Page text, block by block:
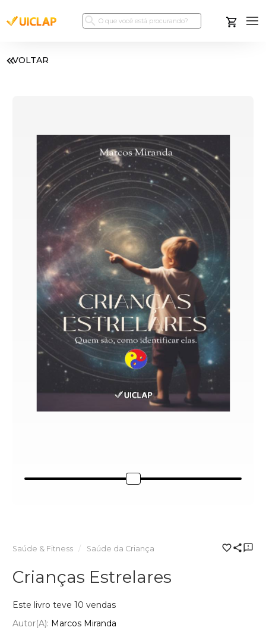
VOLTAR
Saúde & Fitness Saúde da Criança
Crianças Estrelares
Este livro teve 10 vendas
Autor(a): Marcos Miranda